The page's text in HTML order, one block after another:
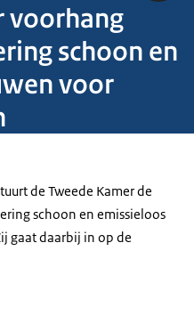
voorhang
schoon en
voor
de Tweede Kamer de
schoon en emissieloos
gaat daarbij in op de